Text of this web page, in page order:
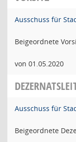
Ausschuss für
Beigeordnete
von 01.05.2020
Ausschuss für
Beigeordnete